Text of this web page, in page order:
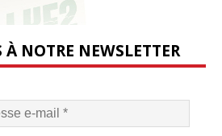
NOTRE NEWSLETTER